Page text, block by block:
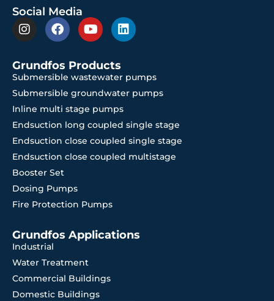
Social Media
Grundfos Products
Submersible wastewater pumps
Submersible groundwater pumps
Inline multi stage pumps
Endsuction long coupled single stage
Endsuction close coupled single stage
Endsuction close coupled multistage
Booster Set
Dosing Pumps
Fire Protection Pumps
Grundfos Applications
Industrial
Water Treatment
Commercial Buildings
Domestic Buildings